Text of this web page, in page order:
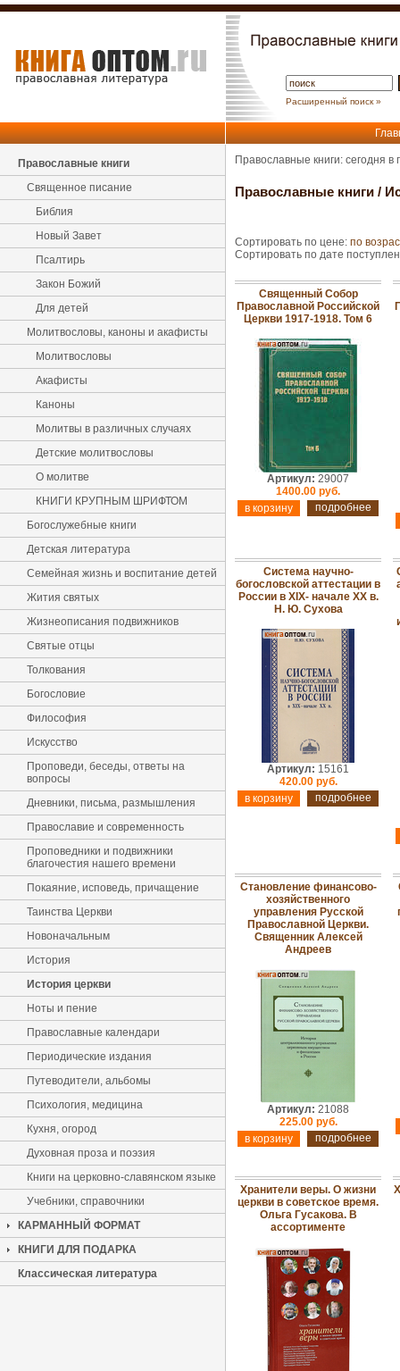
Расширенный поиск »
Православные книги
Священное писание
Библия
Новый Завет
Псалтирь
Закон Божий
Для детей
Молитвословы, каноны и акафисты
Молитвословы
Акафисты
Каноны
Молитвы в различных случаях
Детские молитвословы
О молитве
КНИГИ КРУПНЫМ ШРИФТОМ
Богослужебные книги
Детская литература
Семейная жизнь и воспитание детей
Жития святых
Жизнеописания подвижников
Святые отцы
Толкования
Богословие
Философия
Искусство
Проповеди, беседы, ответы на
вопросы
Дневники, письма, размышления
Православие и современность
Проповедники и подвижники
благочестия нашего времени
Покаяние, исповедь, причащение
Таинства Церкви
Новоначальным
История
История церкви
Ноты и пение
Православные календари
Периодические издания
Путеводители, альбомы
Психология, медицина
Кухня, огород
Духовная проза и поэзия
Книги на церковно-славянском языке
Учебники, справочники
КАРМАННЫЙ ФОРМАТ
КНИГИ ДЛЯ ПОДАРКА
Классическая литература
Православные книги: сегодня
Православные книги /
Сортировать по цене: по
Сортировать по дате
Священный Собор
Православной Российской
Церкви 1917-1918. Том 6
Артикул: 29007
1400.00 руб.
подробнее
Система научно-
богословской аттестации в
России в XIX- начале XX в.
Н. Ю. Сухова
Артикул: 15161
420.00 руб.
подробнее
Становление финансово-
хозяйственного
управления Русской
Православной Церкви.
Священник Алексей
Андреев
Артикул: 21088
225.00 руб.
подробнее
Хранители веры. О жизни
церкви в советское время.
Ольга Гусакова. В
ассортименте